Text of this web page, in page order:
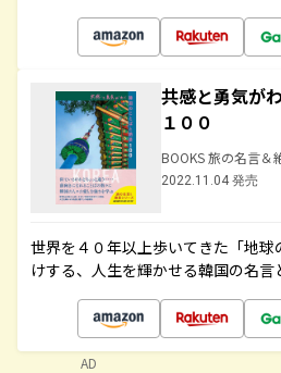
共感と勇気が
１００
BOOKS 旅の名言＆
2022.11.04 発売
世界を４０年以上歩いてきた「地
けする、人生を輝かせる韓国の名言
AD